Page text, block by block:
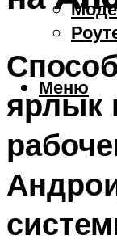
Меню
ярлык